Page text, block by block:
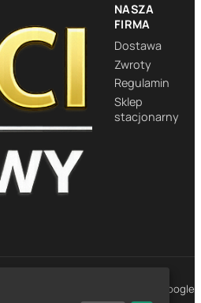
NASZA
FIRMA
Dostawa
Zwroty
Regulamin
Sklep
stacjonarny
· 1452 opinie Google